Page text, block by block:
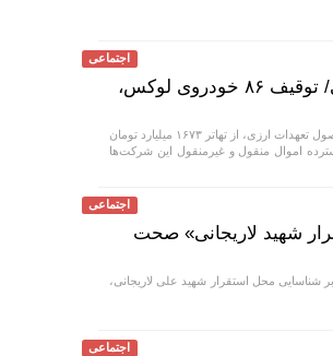
اجتماعی
تهاتر ۱۶۷۳ میلیارد تومان از اموال شرکت‌های تراستی/ توقیف ۸۶ خودروی لوکس،
دادستان تهران با تشریح آخرین اقدامات دستگاه قضایی برای وصول تعهدات ارزی، از تهاتر ۱۶۷۳ میلیارد تومان
اموال منقول و غیرمنقول این شرکت‌ها
اجتماعی
شهید لاریجانی» صحت
شناسایی محل استقرار شهید علی لاریجانی،
اجتماعی